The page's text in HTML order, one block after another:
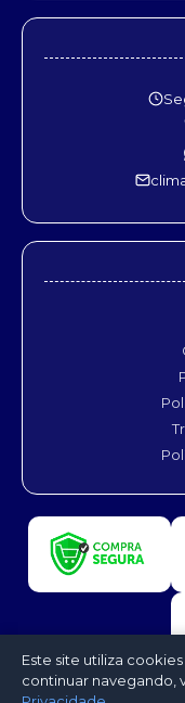
Este site utiliza
continuar navegando,